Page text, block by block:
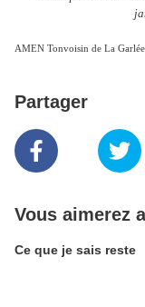
AMEN Tonvoisin de La
Partager
Vous aimerez
Ce que je sais reste